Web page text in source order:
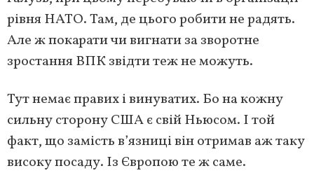
рівня НАТО. Там, де цього робити не радять.
Але ж покарати чи вигнати за зворотне
зростання ВПК звідти теж не можуть.
Тут немає правих і винуватих. Бо на кожну
сильну сторону США є свій Ньюсом. І той
факт, що замість в’язниці він отримав аж таку
високу посаду. Із Європою те ж саме.